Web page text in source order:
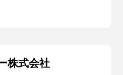
株式会社